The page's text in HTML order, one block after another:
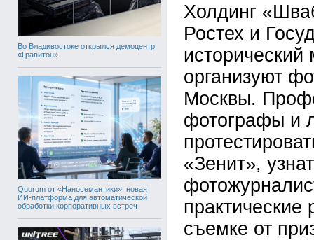
Во Владивостоке открылся демоцентр
«Гравитон»
Quorum от «Наносемантики»: новая
ИИ-платформа для автоматической
обработки корпоративных встреч
Холдинг
Ростех и
исторический
организуют
Москвы.
фотографы и
«Зенит»,
съемке от